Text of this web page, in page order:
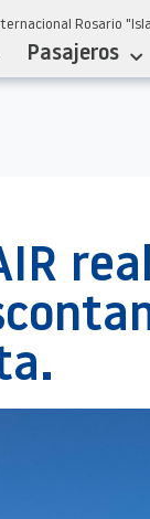
Rosario
Pasajeros